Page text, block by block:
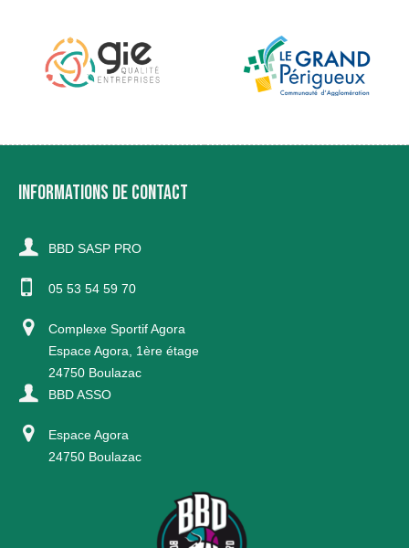
INFORMATIONS DE CONTACT
BBD SASP PRO
05 53 54 59 70
Complexe Sportif Agora
Espace Agora, 1ère étage
24750 Boulazac
BBD ASSO
Espace Agora
24750 Boulazac